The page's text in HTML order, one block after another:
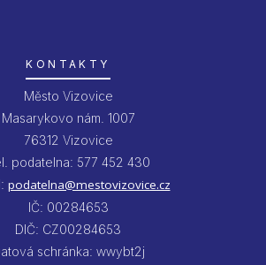
KONTAKTY
Město Vizovice
Masarykovo nám. 1007
76312 Vizovice
podatelna: 577 452 430
podatelna@mestovizovice.cz
IČ: 00284653
DIČ: CZ00284653
schránka: wwybt2j